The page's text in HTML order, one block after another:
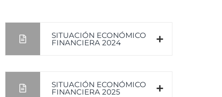
SITUACIÓN ECONÓMICO
FINANCIERA 2024
SITUACIÓN ECONÓMICO
FINANCIERA 2025